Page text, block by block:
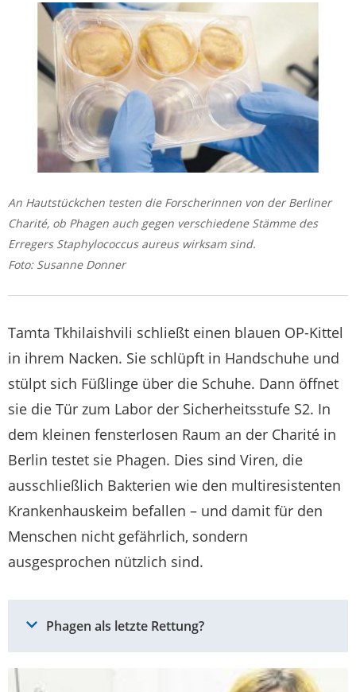
An Hautstückchen testen die Forscherinnen von der Berliner
Charité, ob Phagen auch gegen verschiedene Stämme des
Erregers Staphylococcus aureus wirksam sind.
Foto: Susanne Donner
Tamta Tkhilaishvili schließt einen blauen OP-Kittel
in ihrem Nacken. Sie schlüpft in Handschuhe und
stülpt sich Füßlinge über die Schuhe. Dann öffnet
sie die Tür zum Labor der Sicherheitsstufe S2. In
dem kleinen fensterlosen Raum an der Charité in
Berlin testet sie Phagen. Dies sind Viren, die
ausschließlich Bakterien wie den multiresistenten
Krankenhauskeim befallen – und damit für den
Menschen nicht gefährlich, sondern
ausgesprochen nützlich sind.
Phagen als letzte Rettung?